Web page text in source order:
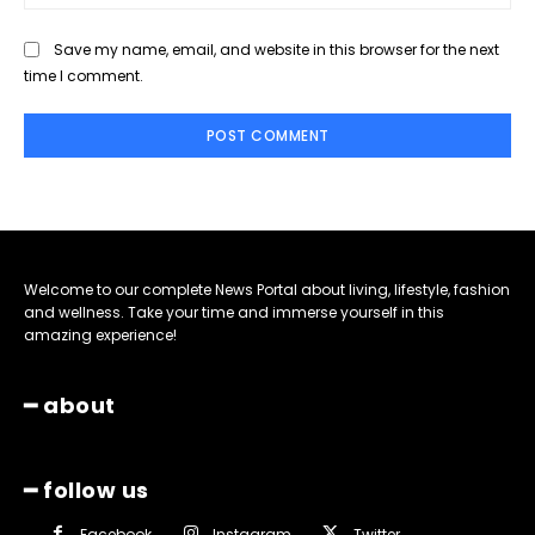
Save my name, email, and website in this browser for the next
time I comment.
Welcome to our complete News Portal about living, lifestyle, fashion
and wellness. Take your time and immerse yourself in this
amazing experience!
━ about
━ follow us